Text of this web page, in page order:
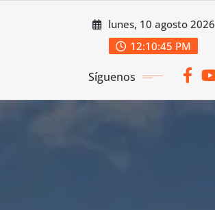
lunes, 10 agosto 2026
12:10:46 PM
Síguenos